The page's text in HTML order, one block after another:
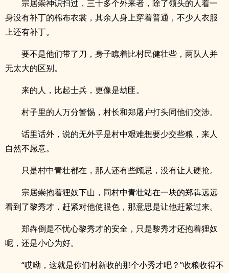
宗居崇神识扫过，三十多个外来者，除了领头的人着一
身没有补丁的棉布衣裳，其余人身上穿着普通，不少人衣服
上还有补丁。
要不是他们带了刀，身子瞧着比村民健壮些，两队人并
无太大的区别。
来的人，比起士兵，更像是劫匪。
村子里的人万分警惕，村长和郑屠户打头同他们交涉。
话里话外，说的无外乎是村中艰难想要少交些粮，来人
自然不愿意。
只是村中青壮都在，那人还有些顾忌，没有让人硬抢。
宗居崇抱着狸奴下山，同村中青壮站在一块的郑犇远远
看到了黎秀才，赶紧对他使眼色，那意思是让他赶紧过来。
郑犇倒是不忧心黎秀才的安全，只是黎秀才还抱着狸奴
呢，还是小心为好。
“哎呦，这就是你们村新收的那个小秀才吧？”收粮收得不